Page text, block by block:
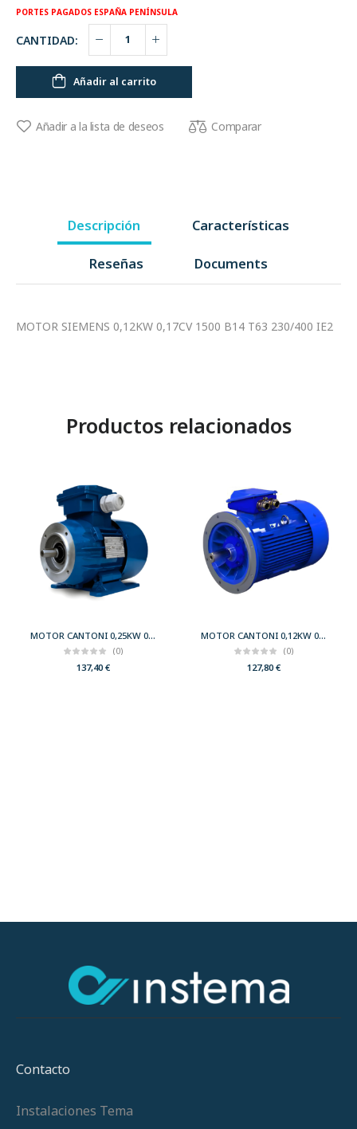
PORTES PAGADOS ESPAÑA PENÍNSULA
CANTIDAD:
Añadir al carrito
Añadir a la lista de deseos Comparar
Descripción Características
Reseñas Documents
MOTOR SIEMENS 0,12KW 0,17CV 1500 B14 T63 230/400 IE2
Productos relacionados
MOTOR CANTONI 0,25KW 0,33CV 3000 B34 T63 230/400 IE2
(0)
137,40€
MOTOR CANTONI 0,12KW 0,17CV 3000 B5 T56 230/400 IE2
(0)
127,80€
Contacto
Instalaciones Tema